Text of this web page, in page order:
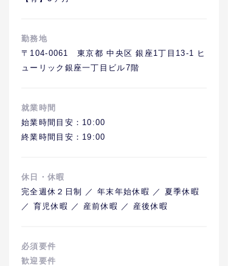
勤務地
〒104-0061 東京都 中央区 銀座1丁目13-1 ヒ
ューリック銀座一丁目ビル7階
就業時間
始業時間目安：10:00
終業時間目安：19:00
休日・休暇
完全週休２日制 ／ 年末年始休暇 ／ 夏季休暇
／ 育児休暇 ／ 産前休暇 ／ 産後休暇
必須要件
歓迎要件